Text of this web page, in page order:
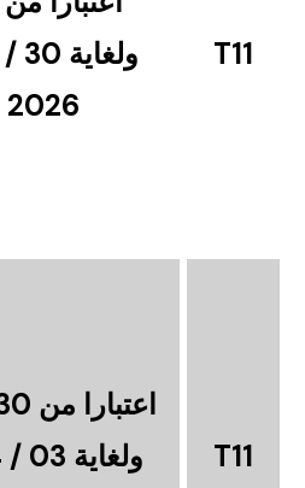
T11
2026
T11
اعتبارا من 30 / 03